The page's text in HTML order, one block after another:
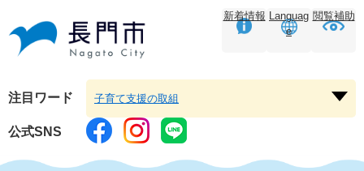
頭
す。
飛
し
本
新着情報 Languag
e
閲覧補助
注目ワード
ー
子育て支援の取組
公式SNS